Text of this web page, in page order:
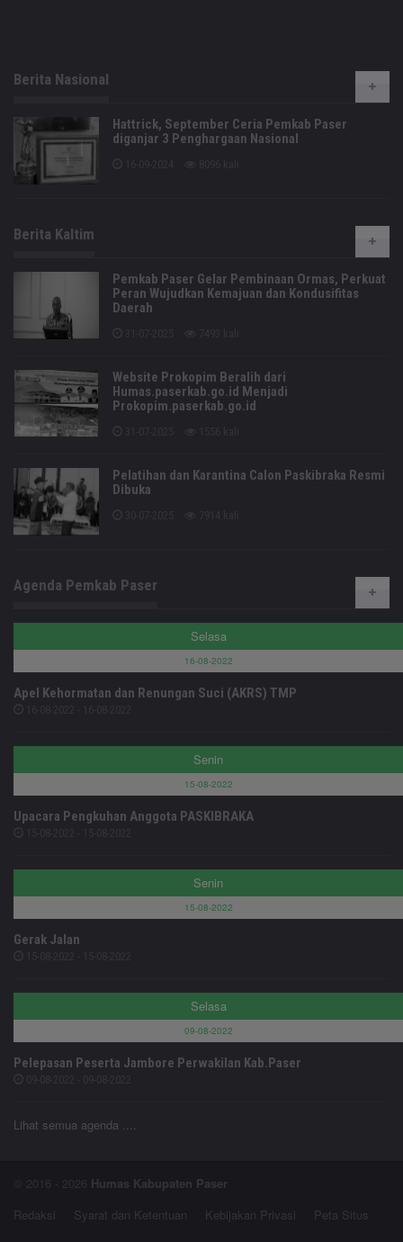
Berita Nasional
Hattrick, September Ceria Pemkab Paser
diganjar 3 Penghargaan Nasional
Berita Kaltim
Pemkab Paser Gelar Pembinaan Ormas, Perkuat
Peran Wujudkan Kemajuan dan Kondusifitas
Daerah
Website Prokopim Beralih dari
Humas.paserkab.go.id Menjadi
Prokopim.paserkab.go.id
Pelatihan dan Karantina Calon Paskibraka Resmi
Dibuka
Agenda Pemkab Paser
Selasa
16-08-2022
Apel Kehormatan dan Renungan Suci (AKRS) TMP
Senin
15-08-2022
Upacara Pengkuhan Anggota PASKIBRAKA
Senin
15-08-2022
Gerak Jalan
Selasa
09-08-2022
Pelepasan Peserta Jambore Perwakilan Kab.Paser
Lihat semua agenda ....
© 2016 - 2026 Humas Kabupaten Paser
Redaksi
Syarat dan Ketentuan Kebijakan Privasi Peta Situs